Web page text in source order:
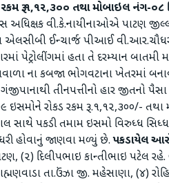
રૂ.૧,૧૨,૩૦૦ તથા મોબાઇલ નંગ-૦૮
અધિક્ષક વી.કે.નાયીનાઓએ પાટણ
એલસીબી ઈન્ચાર્જ પીઆઈ
પેટ્રોલીંગમાં હતા તે દરમ્યાન
ના કબજા ભોગવટાના ખેતરમાં
તીનપત્તીનો હાર જીતનો
ઇસમોને રોકડ રકમ રૂ.૧,૧૨,૩૦૦/- તથા
સાથે પકડી તમામ ઇસમો વિરુધ્ધ
હોવાનું જાણવા મળ્યું છે.પકડાયેલ
(૨) દિલીપભાઇ કાન્તીભાઇ પટેલ
તા.ઉંઝા જી. મહેસાણા, (૪)